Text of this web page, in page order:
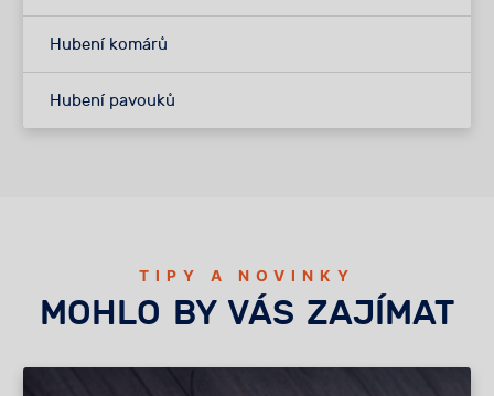
Hubení komárů
Hubení pavouků
TIPY A NOVINKY
MOHLO BY VÁS ZAJÍMAT